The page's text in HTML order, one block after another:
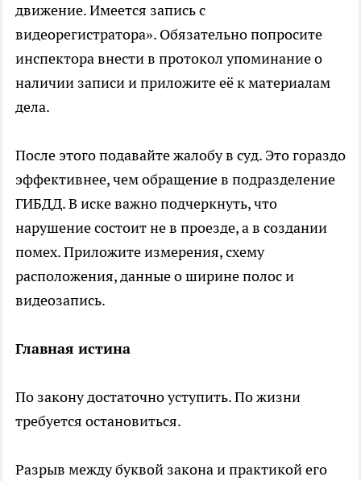
движение. Имеется запись с
видеорегистратора». Обязательно попросите
инспектора внести в протокол упоминание о
наличии записи и приложите её к материалам
дела.
После этого подавайте жалобу в суд. Это гораздо
эффективнее, чем обращение в подразделение
ГИБДД. В иске важно подчеркнуть, что
нарушение состоит не в проезде, а в создании
помех. Приложите измерения, схему
расположения, данные о ширине полос и
видеозапись.
Главная истина
По закону достаточно уступить. По жизни
требуется остановиться.
Разрыв между буквой закона и практикой его